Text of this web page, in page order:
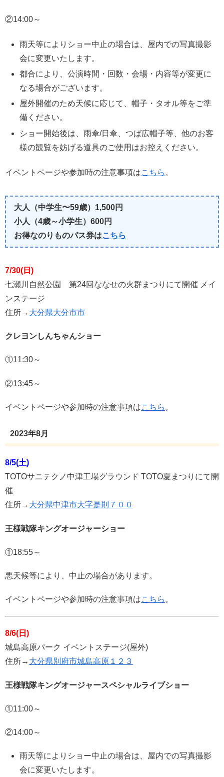
②14:00～
雨天等によりショー中止の場合は、屋内での写真撮影
会に変更いたします。
都合により、公演時間・回数・会場・内容等が変更に
なる場合がございます。
屋外開催のため天候に応じて、帽子・タオル等をご準
備ください。
ショー開始後は、雨傘/日傘、つば広帽子等、他のお客
様の観覧を妨げる道具のご使用はお控えください。
イベントページや参加時の注意事項はこちら 。
大人（中学生〜59歳）1,500円
小人（4歳～小学生）600円
お得なのりものパス券はこちら
7/30(日)
七瀬川自然公園 第24回ななせの火群まつりにて開催 メイ
ンステージ
住所→ 大分県大分市市
クレヨンしんちゃんショー
①11:30～
②13:45～
イベントページや参加時の注意事項はこちら 。
2023年8月
8/5(土)
TOTOサニテクノ中津工場グラウンド TOTO夏まつりにて開
催
住所→ 大分県中津市大字是則７００
王様戦隊キングオージャーショー
①18:55～
悪天候等により、中止の場合があります。
イベントページや参加時の注意事項はこちら 。
8/6(日)
城島高原パーク イベントステージ(屋外)
住所→ 大分県別府市城島高原１２３
王様戦隊キングオージャースペシャルライブショー
①11:00～
②14:00～
雨天等によりショー中止の場合は、屋内での写真撮影
会に変更いたします。